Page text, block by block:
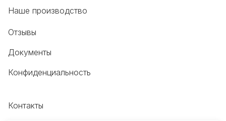
Наше производство
Отзывы
Документы
Конфиденциальность
Контакты